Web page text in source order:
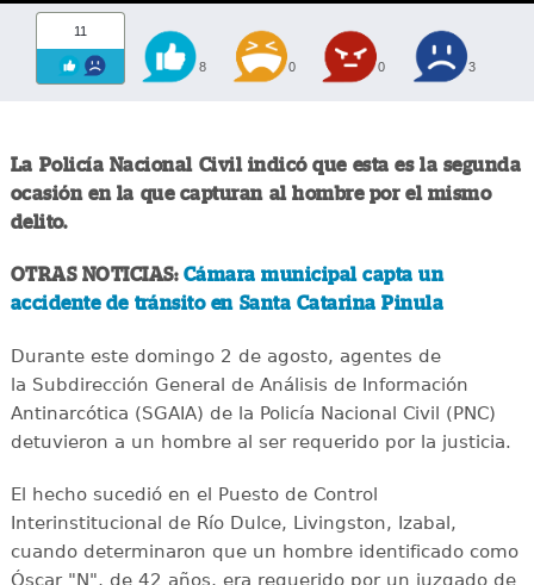
11
8 0 0 3
La Policía Nacional Civil indicó que esta es la segunda
ocasión en la que capturan al hombre por el mismo
delito.
OTRAS NOTICIAS: Cámara municipal capta un
accidente de tránsito en Santa Catarina Pinula
Durante este domingo 2 de agosto, agentes de
la Subdirección General de Análisis de Información
Antinarcótica (SGAIA) de la Policía Nacional Civil (PNC)
detuvieron a un hombre al ser requerido por la justicia.
El hecho sucedió en el Puesto de Control
Interinstitucional de Río Dulce, Livingston, Izabal,
cuando determinaron que un hombre identificado como
Óscar "N", de 42 años, era requerido por un juzgado de